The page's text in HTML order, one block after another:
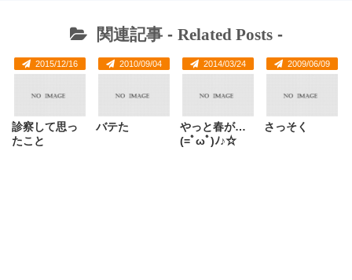
関連記事 - Related Posts-
2015/12/16
診察して思っ
たこと
2010/09/04
バテた
2014/03/24
やっと春が…
(=ﾟωﾟ)ﾉ♪☆
2009/06/09
さっそく